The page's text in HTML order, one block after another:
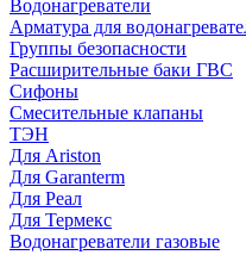
Водонагреватели
Арматура для
Группы безопасности
Расширительные баки ГВС
Сифоны
Смесительные клапаны
ТЭН
Для Ariston
Для Garanterm
Для Реал
Для Термекс
Водонагреватели газовые